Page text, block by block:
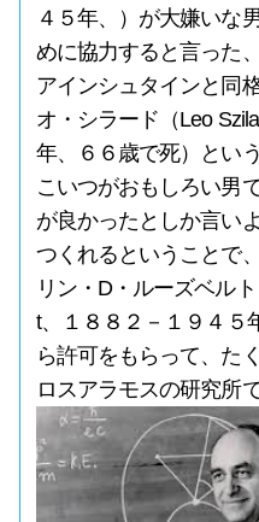
４５年、）が大嫌いな
めに協力すると言った
アインシュタインと同
オ・シラード（Leo
年、６６歳で死）とい
こいつがおもしろい男
が良かったとしか言い
つくれるということで
リン・D・ルーズベル
t、１８８２－１９４５
ら許可をもらって、た
ロスアラモスの研究所